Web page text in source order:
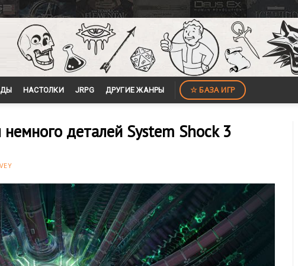
НАСТОЛКИ JRPG ДРУГИЕ ЖАНРЫ ☆ БАЗА ИГР
деталей System Shock 3